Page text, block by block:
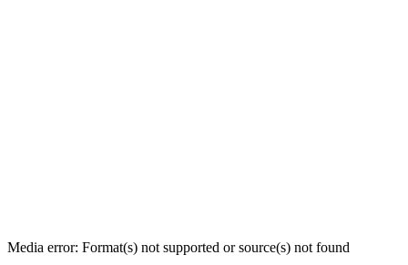
Media error: Format(s) not supported or source(s) not found